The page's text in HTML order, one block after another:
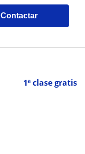
Contactar
1ª clase gratis